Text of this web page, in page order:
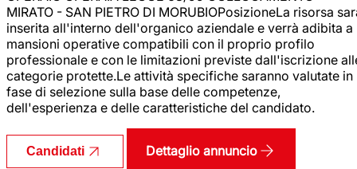
MIRATO - SAN PIETRO DI MORUBIOPosizioneLa risorsa
inserita all'interno dell'organico aziendale e verrà adibita a
mansioni operative compatibili con il proprio profilo
professionale e con le limitazioni previste dall'iscrizione
categorie protette.Le attività specifiche saranno valutate in
fase di selezione sulla base delle competenze,
dell'esperienza e delle caratteristiche del candidato.
Candidati Dettaglio annuncio